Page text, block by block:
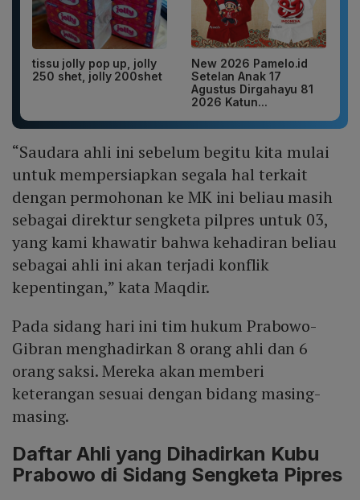
tissu jolly pop up, jolly
250 shet, jolly 200shet
New 2026 Pamelo.id
Setelan Anak 17
Agustus Dirgahayu 81
2026 Katun...
“Saudara ahli ini sebelum begitu kita mulai
untuk mempersiapkan segala hal terkait
dengan permohonan ke MK ini beliau masih
sebagai direktur sengketa pilpres untuk 03,
yang kami khawatir bahwa kehadiran beliau
sebagai ahli ini akan terjadi konflik
kepentingan,” kata Maqdir.
Pada sidang hari ini tim hukum Prabowo-
Gibran menghadirkan 8 orang ahli dan 6
orang saksi. Mereka akan memberi
keterangan sesuai dengan bidang masing-
masing.
Daftar Ahli yang Dihadirkan Kubu
Prabowo di Sidang Sengketa Pipres